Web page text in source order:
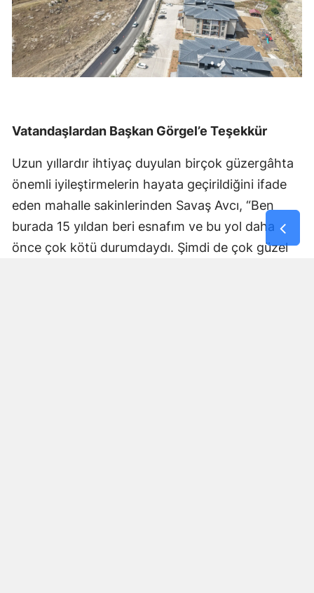
Vatandaşlardan Başkan Görgel’e Teşekkür
Uzun yıllardır ihtiyaç duyulan birçok güzergâhta
önemli iyileştirmelerin hayata geçirildiğini ifade
eden mahalle sakinlerinden Savaş Avcı, “Ben
burada 15 yıldan beri esnafım ve bu yol daha
önce çok kötü durumdaydı. Şimdi de çok güzel